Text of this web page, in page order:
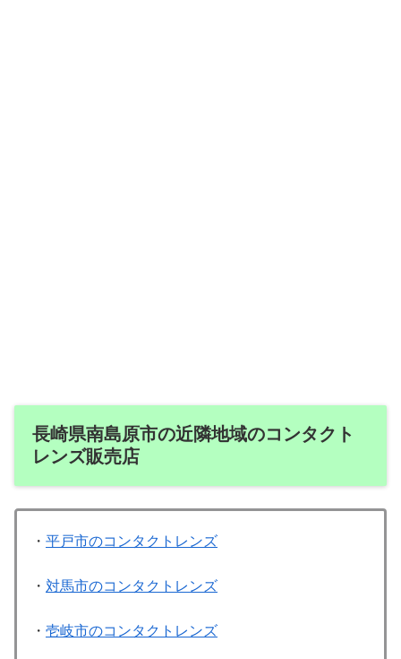
長崎県南島原市の近隣地域のコンタクト
レンズ販売店
・ 平戸市のコンタクトレンズ
・ 対馬市のコンタクトレンズ
・ 壱岐市のコンタクトレンズ